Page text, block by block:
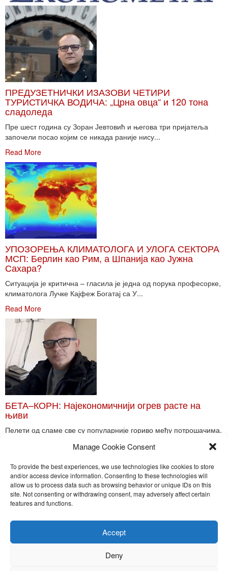
Manage Cookie Consent
To provide the best experiences, we use technologies like cookies to store
and/or access device information. Consenting to these technologies will
allow us to process data such as browsing behavior or unique IDs on this
site. Not consenting or withdrawing consent, may adversely affect certain
features and functions.
Accept
Deny
ПРЕДУЗЕТНИЧКИ ИЗАЗОВИ ЧЕТИРИ
ТУРИСТИЧКА ВОДИЧА: „Црна овца“ и 120 тона
сладоледа
Пре шест година су Зоран Јевтовић и његова три пријатеља
започели посао којим се никада раније нису...
Read More
УПОЗОРЕЊА КЛИМАТОЛОГА И УЛОГА СЕКТОРА
МСП: Берлин као Рим, а Шпанија као Јужна
Сахара?
Ситуација је критична – гласила је једна од порука професорке,
климатолога Лучке Кајфеж Богатај са У...
Read More
БЕТА–КОРН: Најекономичнији огрев расте на
њиви
Пелети од сламе све су популарније гориво међу потрошачима.
Toggle
Nira Press d.o.o.
Sadržaj ovog sajta je zakonom zaštićena intelektualna svojina
kopiranje, objavljivanje celine ili delova bilo kog proizvoda NiraPress